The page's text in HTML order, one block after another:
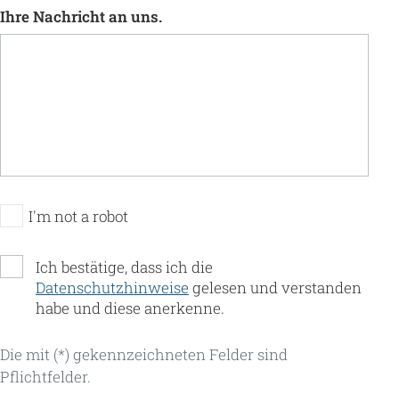
Ihre Nachricht an uns.
I'm not a robot
Ich bestätige, dass ich die
Datenschutzhinweise gelesen und verstanden
habe und diese anerkenne.
Die mit (*) gekennzeichneten Felder sind
Pflichtfelder.